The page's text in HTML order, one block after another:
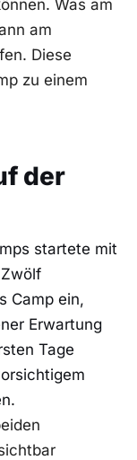
Was am
am
Diese
zu einem
der
startete mit
Camp ein,
Erwartung
Tage